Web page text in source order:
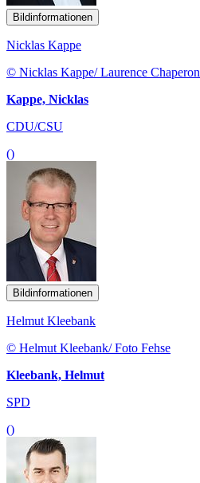
Bildinformationen
Nicklas Kappe
© Nicklas Kappe/ Laurence Chaperon
Kappe, Nicklas
CDU/CSU
()
Bildinformationen
Helmut Kleebank
© Helmut Kleebank/ Foto Fehse
Kleebank, Helmut
SPD
()